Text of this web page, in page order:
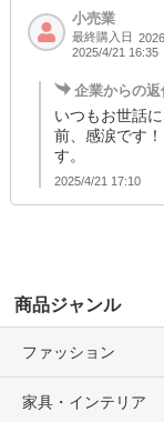
小売業
最終購入日
2025/4/21 16:35
企業からの返
いつもお世話
前、感涙です
す。
2025/4/21 17:10
商品ジャンル
ファッション
家具・インテリア